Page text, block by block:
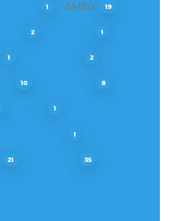
1 SMEG 19
2 1
1 2
10 8
1
1
21 35